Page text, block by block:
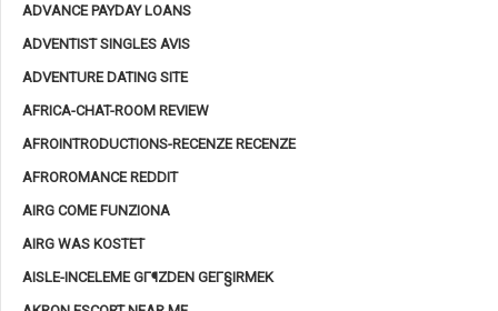
ADVANCE PAYDAY LOANS
ADVENTIST SINGLES AVIS
ADVENTURE DATING SITE
AFRICA-CHAT-ROOM REVIEW
AFROINTRODUCTIONS-RECENZE RECENZE
AFROROMANCE REDDIT
AIRG COME FUNZIONA
AIRG WAS KOSTET
AISLE-INCELEME GГ¶ZDEN GEГ§IRMEK